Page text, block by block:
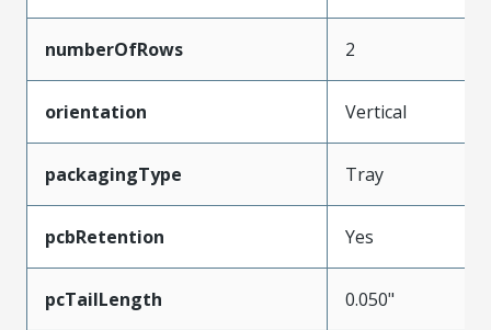
numberOfRows 2
orientation Vertical
packagingType Tray
pcbRetention Yes
pcTailLength 0.050"